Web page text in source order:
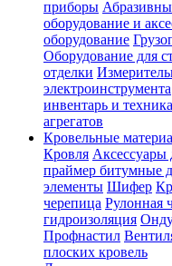
приборы
оборудование и
оборудование
Оборудование для
отделки
электроинструмента
инвентарь и техника
агрегатов
Кровельные
Кровля Аксессуары
праймер битумные
элементы Шифер
черепица Рулонная
гидроизоляция
Профнастил
плоских кровель